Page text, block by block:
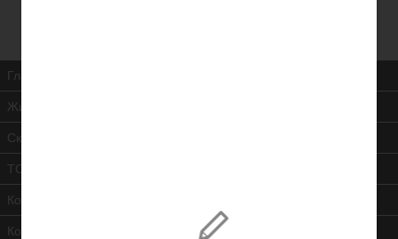
Главная
Жилищная инспекция
Скачать ЖК РФ
ТСЖ
Контакты
Консультация юриста